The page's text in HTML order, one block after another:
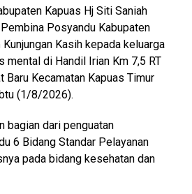
nilai-nilai Pancasila
jawab kepemimpinan, dan
ujarnya.
Kabupaten Kapuas Yunabut
tersebut merupakan tindak lanjut
Pembinaan Ideologi Pancasila
2024 tentang Tata Cara
Kali Pelaksana Duta Pancasila
Provinsi dan
Kapuas Hj Siti Saniah
Posyandu Kabupaten
Kasih kepada keluarga
mental di Handil Irian Km 7,5 RT
Baru Kecamatan Kapuas Timur
(1/8/2026).
bagian dari penguatan
6 Bidang Standar Pelayanan
pada bidang kesehatan dan